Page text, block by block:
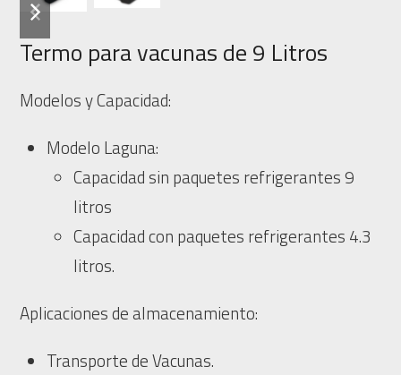
slide
slide
Termo para vacunas de 9 Litros
Modelos y Capacidad:
Modelo Laguna:
Capacidad sin paquetes refrigerantes 9
litros
Capacidad con paquetes refrigerantes 4.3
litros.
Aplicaciones de almacenamiento:
Transporte de Vacunas.